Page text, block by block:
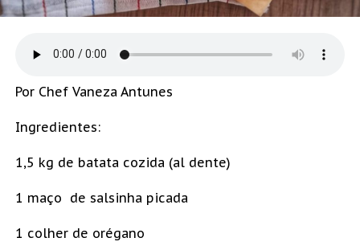
Por Chef Vaneza Antunes
Ingredientes:
1,5 kg de batata cozida (al dente)
1 maço de salsinha picada
1 colher de orégano